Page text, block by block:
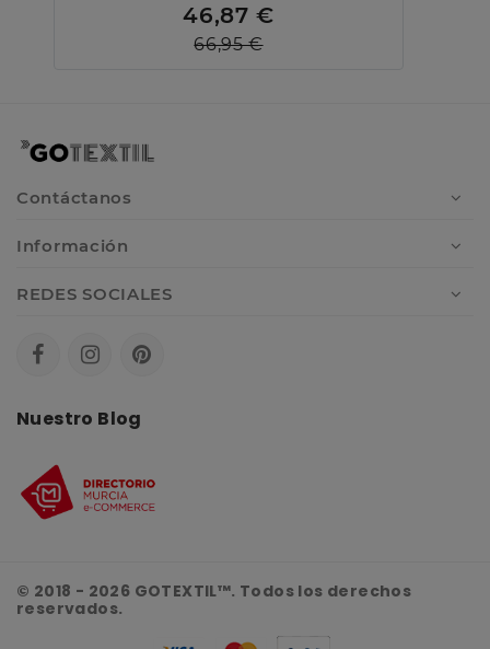
46,87 €
66,95 €
Contáctanos
Información
REDES SOCIALES
Nuestro Blog
© 2018 - 2026 GOTEXTIL™. Todos los derechos
reservados.